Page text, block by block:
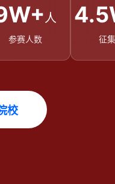
人
参赛人数 征
校